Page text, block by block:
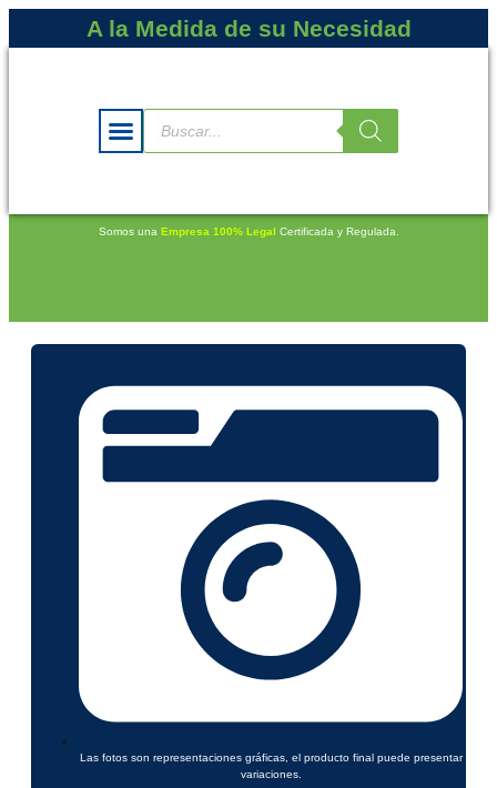
A la Medida de su Necesidad
Somos una Empresa 100% Legal Certificada y Regulada.
Las fotos son representaciones gráficas, el producto final puede presentar
variaciones.